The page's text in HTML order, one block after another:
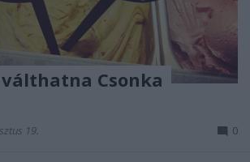
Csonka
19. 0